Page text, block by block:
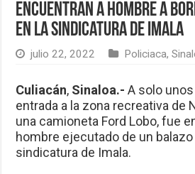
Encuentran a hombre a
en la sindicatura de Imala
julio 22, 2022 Policiaca,
Culiacán, Sinaloa.- A solo
entrada a la zona recreativa de
una camioneta Ford Lobo, fue
hombre ejecutado de un
sindicatura de Imala.